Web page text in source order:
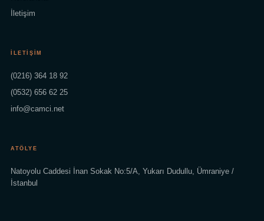
İletişim
İLETIŞIM
(0216) 364 18 92
(0532) 656 62 25
info@camci.net
ATÖLYE
Natoyolu Caddesi İnan Sokak No:5/A, Yukarı Dudullu, Ümraniye /
İstanbul